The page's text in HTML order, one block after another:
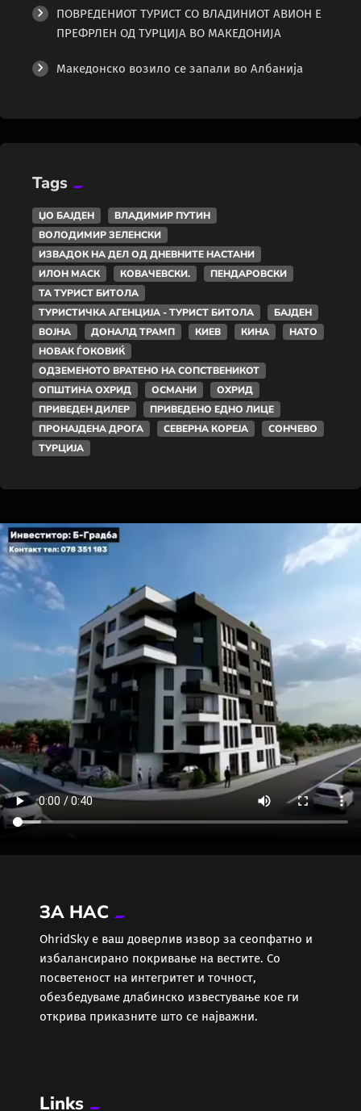
ПОВРЕДЕНИОТ ТУРИСТ СО ВЛАДИНИОТ АВИОН Е
ПРЕФРЛЕН ОД ТУРЦИЈА ВО МАКЕДОНИЈА
Македонско возило се запали во Албанија
Tags
ЏО БАЈДЕН
ВЛАДИМИР ПУТИН
ВОЛОДИМИР ЗЕЛЕНСКИ
ИЗВАДОК НА ДЕЛ ОД ДНЕВНИТЕ НАСТАНИ
ИЛОН МАСК
КОВАЧЕВСКИ.
ПЕНДАРОВСКИ
ТА ТУРИСТ БИТОЛА
ТУРИСТИЧКА АГЕНЦИЈА - ТУРИСТ БИТОЛА
БАЈДЕН
ВОЈНА
ДОНАЛД ТРАМП КИЕВ КИНА
НАТО
НОВАК ЃОКОВИЌ
ОДЗЕМЕНОТО ВРАТЕНО НА СОПСТВЕНИКОТ
ОПШТИНА ОХРИД
ОСМАНИ
ОХРИД
ПРИВЕДЕН ДИЛЕР
ПРИВЕДЕНО ЕДНО ЛИЦЕ
ПРОНАЈДЕНА ДРОГА
СЕВЕРНА КОРЕЈА
СОНЧЕВО
ТУРЦИЈА
ЗА НАС
ОhridSky е ваш доверлив извор за сеопфатно и
избалансирано покривање на вестите. Со
посветеност на интегритет и точност,
обезбедуваме длабинско известување кое ги
открива приказните што се најважни.
Links